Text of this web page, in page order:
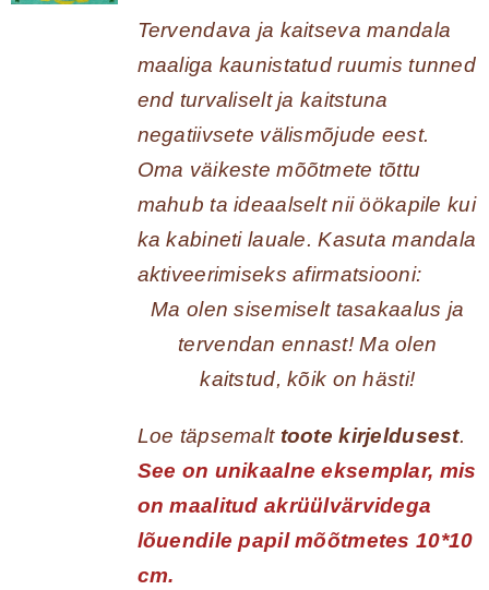
Tervendava ja kaitseva mandala
maaliga kaunistatud ruumis tunned
end turvaliselt ja kaitstuna
negatiivsete välismõjude eest.
Oma väikeste mõõtmete tõttu
mahub ta ideaalselt nii öökapile kui
ka kabineti lauale. Kasuta mandala
aktiveerimiseks afirmatsiooni:
Ma olen sisemiselt tasakaalus ja
tervendan ennast! Ma olen
kaitstud, kõik on hästi!
Loe täpsemalttoote kirjeldusest.
See on unikaalne eksemplar, mis
on maalitud akrüülvärvidega
lõuendile papil mõõtmetes 10*10
cm.